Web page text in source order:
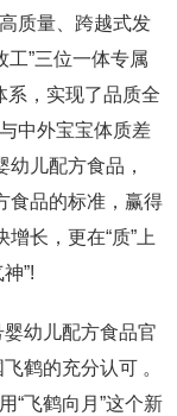
质量、跨越式发
工”三位一体专属
系，实现了品质全
中外宝宝体质差
幼儿配方食品，
食品的标准，赢得
长，更在“质”上
”!
幼儿配方食品官
鹤的充分认可 。
用“飞鹤向月”这个新